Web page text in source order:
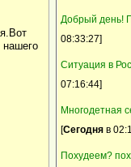
нашего
04 Июль, 2017,
Светлая память
минимясная
Продаю
отделку
Добрый день!
08:33:27]
Ситуация в
07:16:44]
Многодетная
[Сегодня в
Похудеем?